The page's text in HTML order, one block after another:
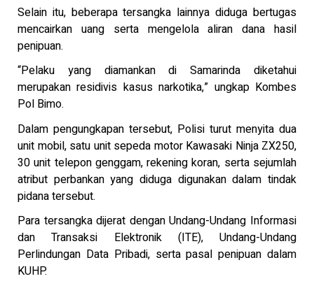
Selain itu, beberapa tersangka lainnya diduga bertugas
mencairkan uang serta mengelola aliran dana hasil
penipuan.
“Pelaku yang diamankan di Samarinda diketahui
merupakan residivis kasus narkotika,” ungkap Kombes
Pol Bimo.
Dalam pengungkapan tersebut, Polisi turut menyita dua
unit mobil, satu unit sepeda motor Kawasaki Ninja ZX250,
30 unit telepon genggam, rekening koran, serta sejumlah
atribut perbankan yang diduga digunakan dalam tindak
pidana tersebut.
Para tersangka dijerat dengan Undang-Undang Informasi
dan Transaksi Elektronik (ITE), Undang-Undang
Perlindungan Data Pribadi, serta pasal penipuan dalam
KUHP.